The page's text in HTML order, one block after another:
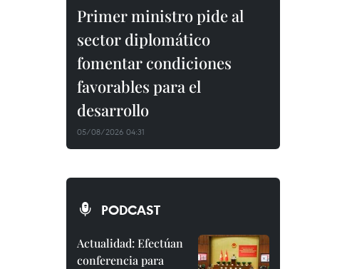
Primer ministro pide al
sector diplomático
fomentar condiciones
favorables para el
desarrollo
05/08/2026 04:31
PODCAST
Actualidad: Efectúan
conferencia para